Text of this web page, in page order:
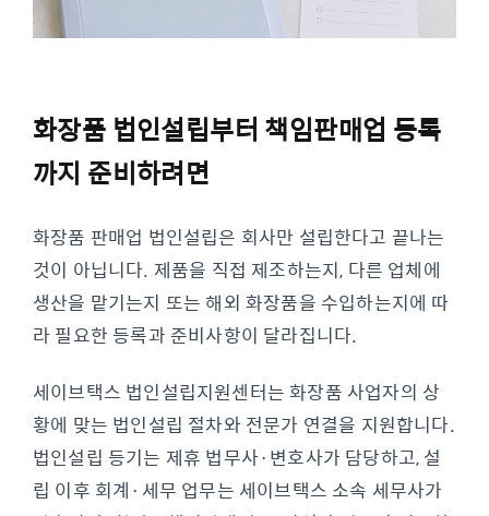
화장품 법인설립부터 책임판매업 등록
까지 준비하려면
화장품 판매업 법인설립은 회사만 설립한다고 끝나는
것이 아닙니다. 제품을 직접 제조하는지, 다른 업체에
생산을 맡기는지 또는 해외 화장품을 수입하는지에 따
라 필요한 등록과 준비사항이 달라집니다.
세이브택스 법인설립지원센터는 화장품 사업자의 상
황에 맞는 법인설립 절차와 전문가 연결을 지원합니다.
법인설립 등기는 제휴 법무사·변호사가 담당하고, 설
립 이후 회계·세무 업무는 세이브택스 소속 세무사가